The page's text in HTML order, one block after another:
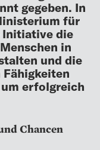
gegeben. In
für
Initiative die
in
und die
erfolgreich
Chancen